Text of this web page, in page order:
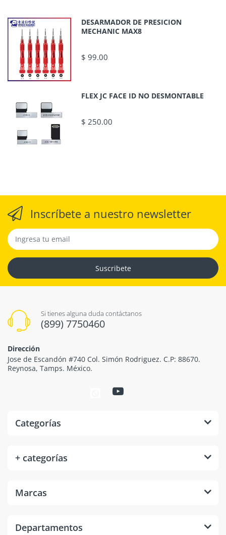
DESARMADOR DE PRESICION
MECHANIC MAX8
$ 99.00
FLEX JC FACE ID NO DESMONTABLE
$ 250.00
Inscríbete a nuestro newsletter
Suscribete
Si tienes alguna duda contáctanos
(899) 7750460
Dirección
Jose de Escandón #740 Col. Simón Rodriguez. C.P: 88670.
Reynosa, Tamps. México.
Categorías
+ categorías
Marcas
Departamentos